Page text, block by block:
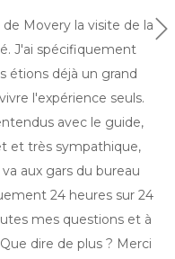
Movery la visite de la
J'ai spécifiquement
étions déjà un grand
l'expérience seuls.
avec le guide,
et très sympathique,
aux gars du bureau
24 heures sur 24
mes questions et à
dire de plus ? Merci